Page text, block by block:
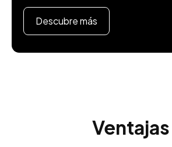
Descubre más
Ventajas